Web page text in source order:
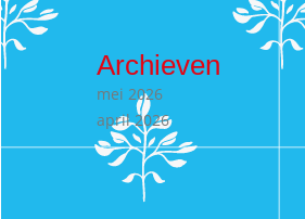
Archieven
mei 2026
april 2026